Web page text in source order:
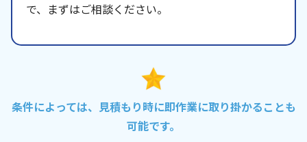
で、まずはご相談ください。
条件によっては、見積もり時に即作業に取り掛かることも
可能です。